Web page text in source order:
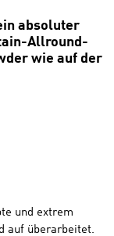
absoluter
Allround-
wie auf der
und extrem
auf überarbeitet.